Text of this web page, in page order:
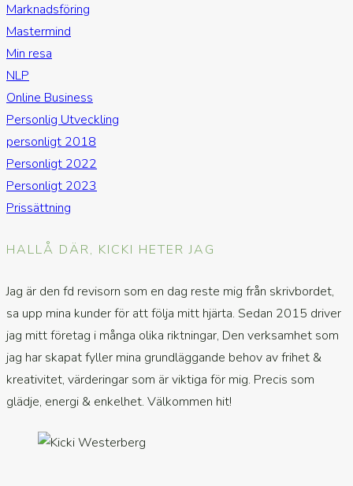
Marknadsföring
Mastermind
Min resa
NLP
Online Business
Personlig Utveckling
personligt 2018
Personligt 2022
Personligt 2023
Prissättning
HALLÅ DÄR, KICKI HETER JAG
Jag är den fd revisorn som en dag reste mig från skrivbordet,
sa upp mina kunder för att följa mitt hjärta. Sedan 2015 driver
jag mitt företag i många olika riktningar, Den verksamhet som
jag har skapat fyller mina grundläggande behov av frihet &
kreativitet, värderingar som är viktiga för mig. Precis som
glädje, energi & enkelhet. Välkommen hit!